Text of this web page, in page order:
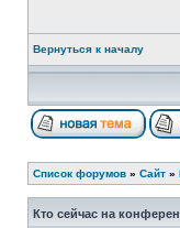
Вернуться к началу
Список форумов » Сайт »
Кто сейчас на